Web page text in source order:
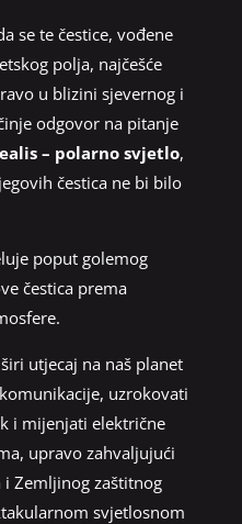
se te čestice, vođene
polja, najčešće
u blizini sjevernog i
odgovor na pitanje
– polarno svjetlo,
čestica ne bi bilo
poput golemog
čestica prema
utjecaj na naš planet
uzrokovati
i mijenjati električne
upravo zahvaljujući
i Zemljinog zaštitnog
svjetlosnom